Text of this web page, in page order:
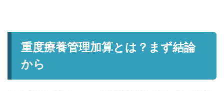
重度療養管理加算とは？まず結論
から